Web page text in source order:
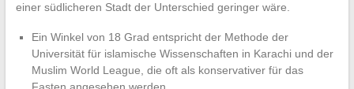
einer südlicheren Stadt der Unterschied geringer wäre.
Ein Winkel von 18 Grad entspricht der Methode der
Universität für islamische Wissenschaften in Karachi und der
Muslim World League, die oft als konservativer für das